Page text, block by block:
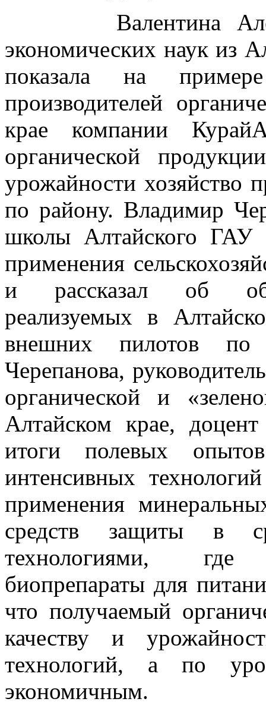
Валентина
экономических наук из
показала на
производителей
крае компании
органической
урожайности хозяйство
по району. Владимир
школы Алтайского ГАУ
применения
и рассказал об
реализуемых в
внешних пилотов
Черепанова,
органической и
Алтайском крае,
итоги полевых
интенсивных
применения
средств защиты в
технологиями, где
биопрепараты для
что получаемый
качеству и
технологий, а по
экономичным.